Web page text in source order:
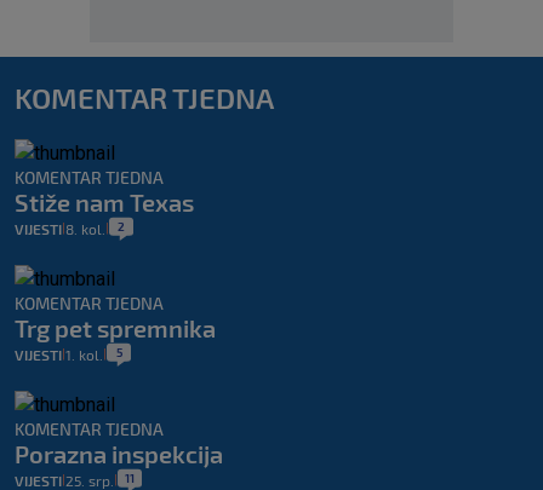
KOMENTAR TJEDNA
KOMENTAR TJEDNA
Stiže nam Texas
VIJESTI 8. kol. 2
KOMENTAR TJEDNA
Trg pet spremnika
VIJESTI 1. kol. 5
KOMENTAR TJEDNA
Porazna inspekcija
VIJESTI 25. srp. 11